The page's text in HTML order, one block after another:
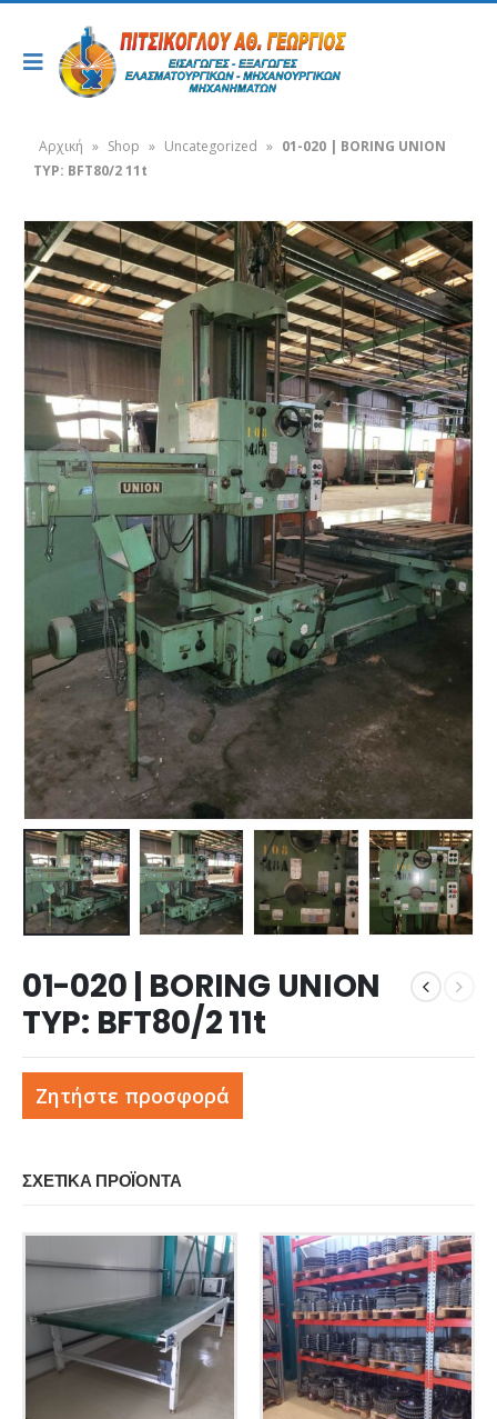
Αρχική » Shop » Uncategorized » 01-020 | BORING UNION
TYP: BFT80/2 11t
01-020 | BORING UNION
TYP: BFT80/2 11t
Ζητήστε προσφορά
ΣΧΕΤΙΚΆ ΠΡΟΪΌΝΤΑ